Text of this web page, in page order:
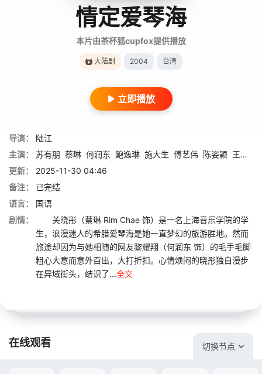
情定爱琴海
本片由茶杯狐cupfox提供播放
大陆剧 2004 台湾
立即播放
导演：
陆江
主演：
苏有朋 蔡琳 何润东 鲍逸琳 施大生 傅艺伟 陈姿颖 王宇
更新：
2025-11-30 04:46
备注：
已完结
语言：
国语
剧情：
关晓彤（蔡琳 Rim Chae 饰）是一名上海音乐学院的学
生，浪漫迷人的希腊爱琴海是她一直梦幻的旅游胜地。然而
旅途却因为与她相随的网友黎耀翔（何润东 饰）的毛手毛脚
粗心大意而意外百出，大打折扣。心情烦闷的晓彤独自漫步
在异域街头，结识了...全文
在线观看 切换节点